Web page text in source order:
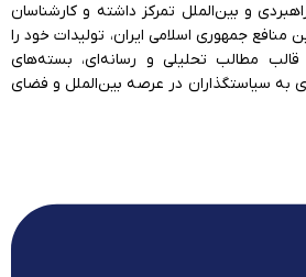
و بین‌الملل تمرکز داشته و کارشناسان
منافع جمهوری اسلامی ایران، تولیدات خود را
مطالب تحلیلی و رسانه‌ای، بسته‌های
به سیاستگذاران در عرصه بین‌الملل و فضای